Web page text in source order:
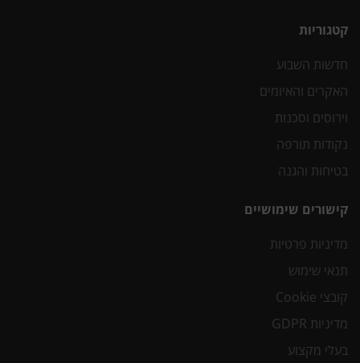
קטגוריות
חדשות השבוע
האקרים והאיומים
וירוסים וסכנות
נקודות תורפה
בטיחות והגנה
קישורים שימושיים
מדיניות פרטיות
תנאי שימוש
קובצי Cookie
מדיניות GDPR
בעלי מקצוע